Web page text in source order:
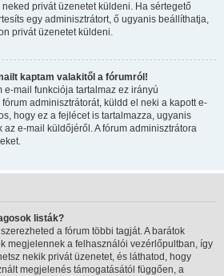
privát üzenetet küldeni. Ha sértegető
egy adminisztrátort, ő ugyanis beállíthatja,
privát üzenetet küldeni.
kaptam valakitől a fórumról!
e-mail funkciója tartalmaz ez irányú
adminisztrátorát, küldd el neki a kapott e-
hogy ez a fejlécet is tartalmazza, ugyanis
e-mail küldőjéről. A fórum adminisztrátora
listák?
a fórum többi tagját. A barátok
megjelennek a felhasználói vezérlőpultban, így
nekik privát üzenetet, és láthatod, hogy
megjelenés támogatásától függően, a